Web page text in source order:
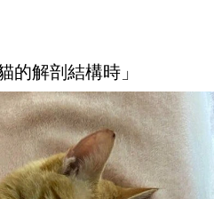
的解剖結構時」